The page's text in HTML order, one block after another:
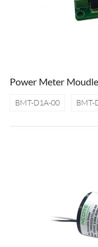
Power Meter Moudle
BMT-D1A-00 BMT-